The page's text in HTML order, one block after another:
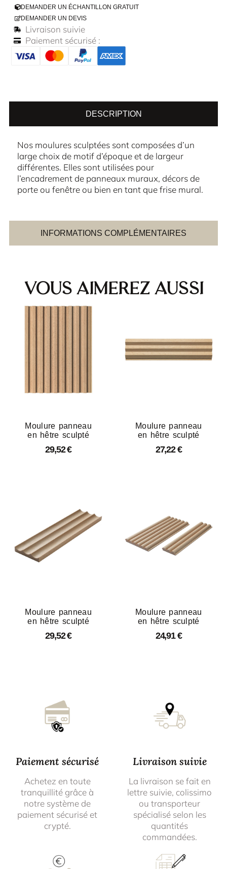
DEMANDER UN ÉCHANTILLON GRATUIT
DEMANDER UN DEVIS
Livraison suivie
Paiement sécurisé :
DESCRIPTION
INFORMATIONS COMPLÉMENTAIRES
Nos moulures sculptées sont composées d’un
large choix de motif d’époque et de largeur
différentes. Elles sont utilisées pour
l’encadrement de panneaux muraux, décors de
porte ou fenêtre ou bien en tant que frise mural.
Vous aimerez aussi
Moulure panneau
en hêtre sculpté
29,52€
Moulure panneau
en hêtre sculpté
27,22€
Moulure panneau
en hêtre sculpté
29,52€
Moulure panneau
en hêtre sculpté
24,91€
Paiement sécurisé
Achetez en toute
tranquillité grâce à
notre système de
paiement sécurisé et
crypté.
Livraison suivie
La livraison se fait en
lettre suivie, colissimo
ou transporteur
spécialisé selon les
quantités
commandées.